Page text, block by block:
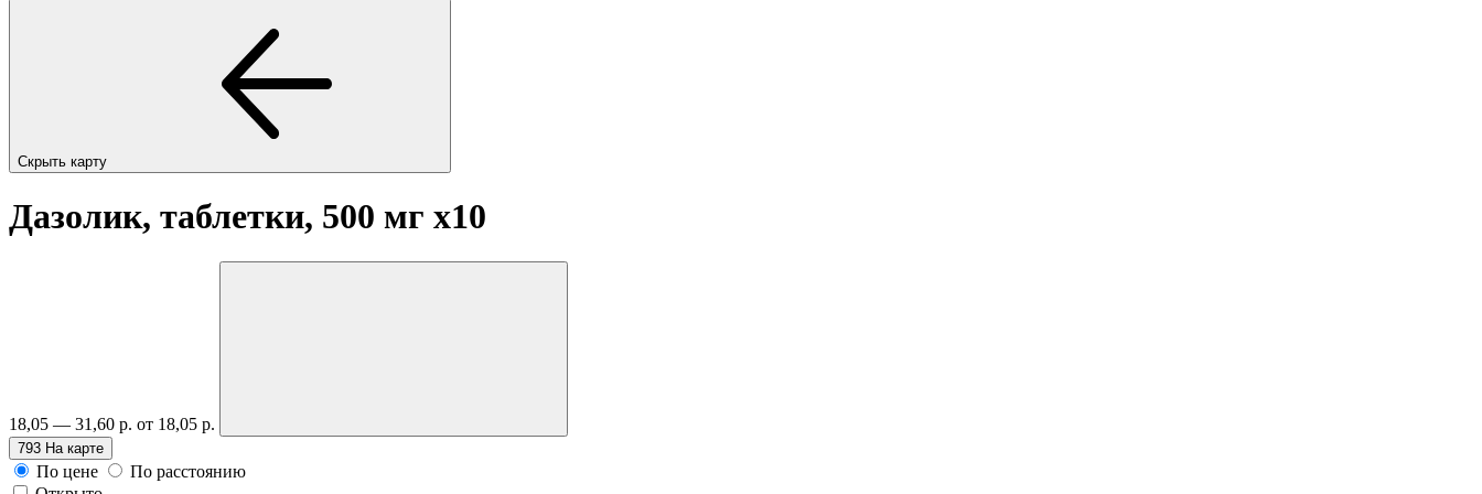
Скрыть карту
Дазолик, таблетки, 500 мг x10
18,05 — 31,60 р. от 18,05 р.
793 На карте
По цене
По расстоянию